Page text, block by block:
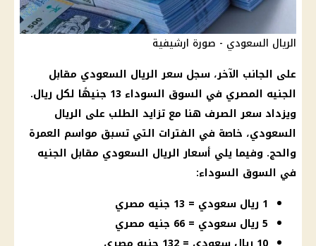
الريال السعودي - صورة ارشيفية
على الجانب الآخر، سجل سعر الريال السعودي مقابل
الجنيه المصري في السوق السوداء 13 جنيهًا لكل ريال.
ويزداد سعر الصرف هنا مع تزايد الطلب على الريال
السعودي، خاصة في الفترات التي تسبق مواسم العمرة
والحج. وفيما يلي أسعار الريال السعودي مقابل الجنيه
في السوق السوداء:
1 ريال سعودي = 13 جنيه مصري
5 ريال سعودي = 66 جنيه مصري